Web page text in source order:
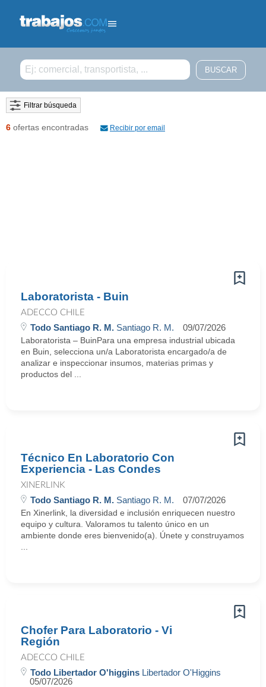
Filtrar búsqueda
6 ofertas encontradas Recibir por email
Laboratorista - Buin
ADECCO CHILE
Todo Santiago R. M. Santiago R. M. 09/07/2026
Laboratorista – BuinPara una empresa industrial ubicada
en Buin, selecciona un/a Laboratorista encargado/a de
analizar e inspeccionar insumos, materias primas y
productos del ...
Técnico En Laboratorio Con
Experiencia - Las Condes
XINERLINK
Todo Santiago R. M. Santiago R. M. 07/07/2026
En Xinerlink, la diversidad e inclusión enriquecen nuestro
equipo y cultura. Valoramos tu talento único en un
ambiente donde eres bienvenido(a). Únete y construyamos
Chofer Para Laboratorio - Vi
Región
ADECCO CHILE
Todo Libertador O'higgins Libertador O'Higgins
05/07/2026